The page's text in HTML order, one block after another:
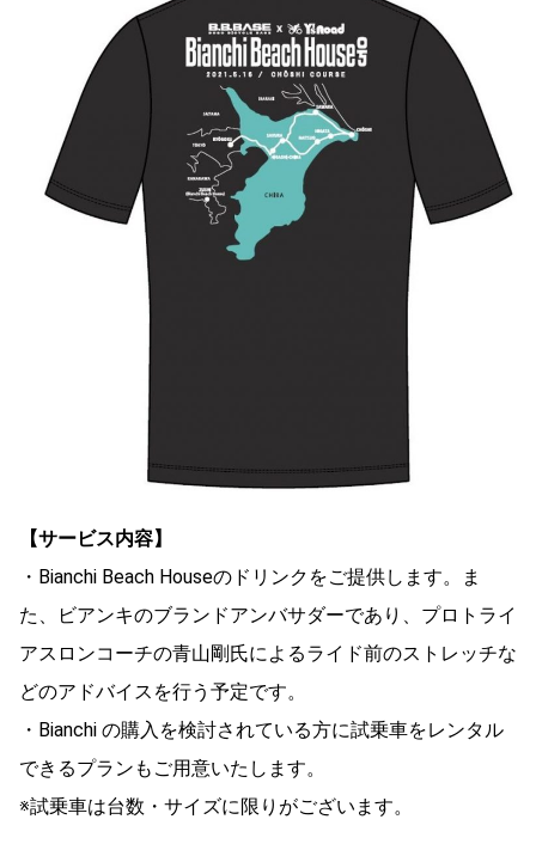
【サービス内容】
・Bianchi Beach Houseのドリンクをご提供します。ま
た、ビアンキのブランドアンバサダーであり、プロトライ
アスロンコーチの青山剛氏によるライド前のストレッチな
どのアドバイスを行う予定です。
・Bianchi の購入を検討されている方に試乗車をレンタル
できるプランもご用意いたします。
※試乗車は台数・サイズに限りがございます。